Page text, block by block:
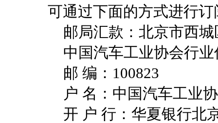
可通过下面的方式进行订
邮局汇款：北京市西城
中国汽车工业协会行业
邮 编：100823
户 名：中国汽车工业
开 户 行：华夏银行北